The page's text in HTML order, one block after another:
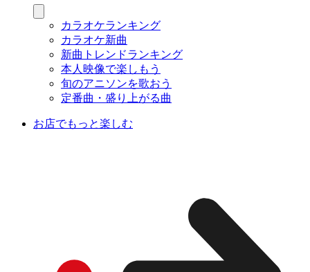
カラオケランキング
カラオケ新曲
新曲トレンドランキング
本人映像で楽しもう
旬のアニソンを歌おう
定番曲・盛り上がる曲
お店でもっと楽しむ